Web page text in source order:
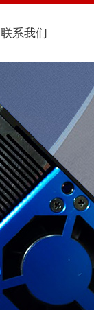
联系我们